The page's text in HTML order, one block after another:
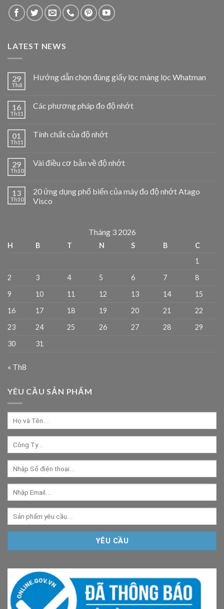
LATEST NEWS
29
Th8
Hướng dẫn chọn đúng giấy lọc màng lọc Whatman
16
Th11
Các phương pháp đo độ nhớt
01
Th11
Tính chất của độ nhớt
29
Th10
Vài điều cơ bản về độ nhớt
13
Th10
20 ứng dụng phổ biến của máy đo độ nhớt Atago
Visco
Tháng 3 2026
H B T N S B
C
1
2
3 4 5 6 7
8
9
10 11 12 13 14
15
16
17 18 19 20 21
22
23
24 25 26 27 28
29
30
31
« Th8
YÊU CẦU SẢN PHẨM